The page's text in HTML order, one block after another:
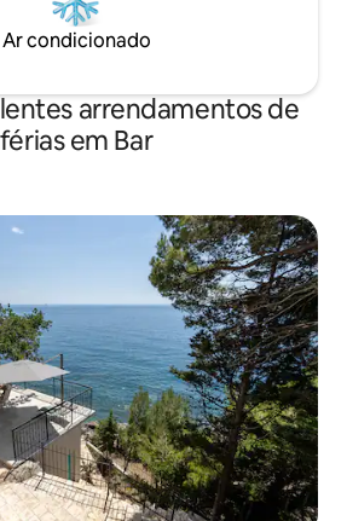
Ar condicionado
arrendamentos de
férias em Bar